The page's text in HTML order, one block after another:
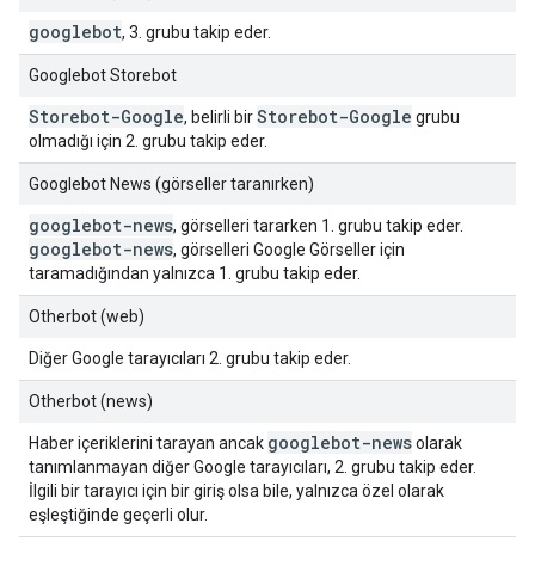
googlebot, 3. grubu takip eder.
Googlebot Storebot
Storebot-Google, belirli birStorebot-Google grubu
olmadığı için 2. grubu takip eder.
Googlebot News (görseller taranırken)
googlebot-news, görselleri tararken 1. grubu takip eder.
googlebot-news, görselleri Google Görseller için
taramadığından yalnızca 1. grubu takip eder.
Otherbot (web)
Diğer Google tarayıcıları 2. grubu takip eder.
Otherbot (news)
Haber içeriklerini tarayan ancak googlebot-newsolarak
tanımlanmayan diğer Google tarayıcıları, 2. grubu takip eder.
İlgili bir tarayıcı için bir giriş olsa bile, yalnızca özel olarak
eşleştiğinde geçerli olur.